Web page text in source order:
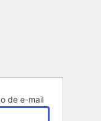
de e-mail